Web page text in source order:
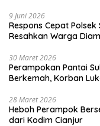
9 Juni 2026
Respons Cepat
Resahkan Warga
30 Maret 2026
Perampokan Pantai
Berkemah, Korban
28 Maret 2026
Heboh Perampok
dari Kodim Cianjur